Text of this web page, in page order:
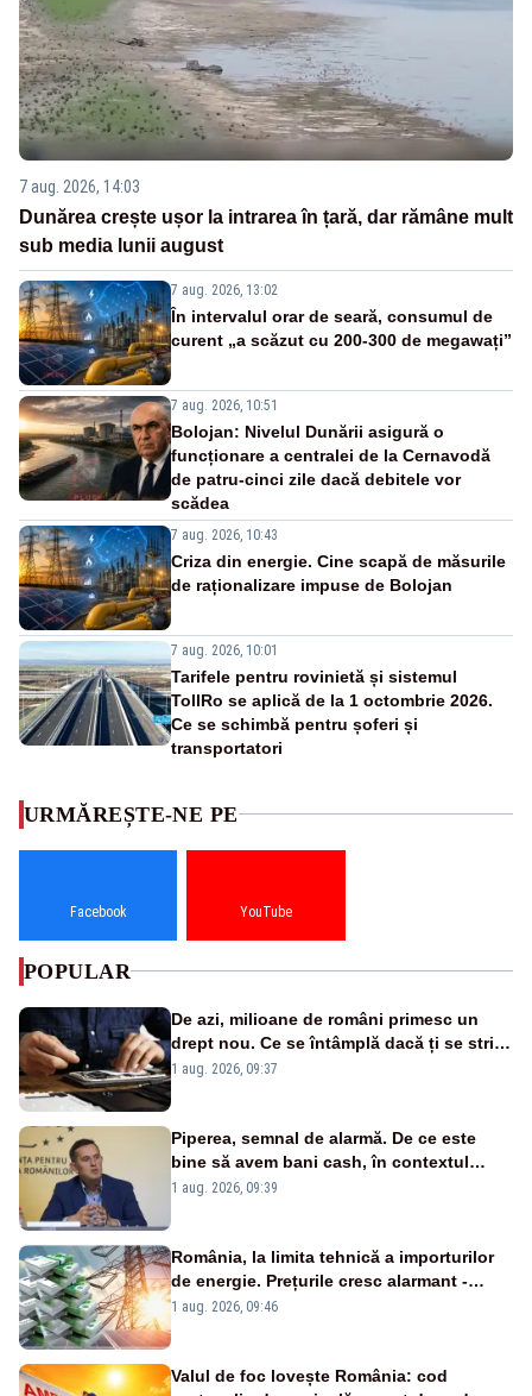
7 aug. 2026, 14:03
Dunărea crește ușor la intrarea în țară, dar rămâne mult
sub media lunii august
7 aug. 2026, 13:02
În intervalul orar de seară, consumul de
curent „a scăzut cu 200-300 de megawați”
7 aug. 2026, 10:51
Bolojan: Nivelul Dunării asigură o
funcționare a centralei de la Cernavodă
de patru-cinci zile dacă debitele vor
scădea
7 aug. 2026, 10:43
Criza din energie. Cine scapă de măsurile
de raționalizare impuse de Bolojan
7 aug. 2026, 10:01
Tarifele pentru rovinietă și sistemul
TollRo se aplică de la 1 octombrie 2026.
Ce se schimbă pentru șoferi și
transportatori
URMĂREȘTE-NE PE
Facebook YouTube
POPULAR
De azi, milioane de români primesc un
drept nou. Ce se întâmplă dacă ți se strică
un produs
1 aug. 2026, 09:37
Piperea, semnal de alarmă. De ce este
bine să avem bani cash, în contextul
alertei energetice?
1 aug. 2026, 09:39
România, la limita tehnică a importurilor
de energie. Prețurile cresc alarmant -
Analiză Realitatea Plus
1 aug. 2026, 09:46
Valul de foc lovește România: cod